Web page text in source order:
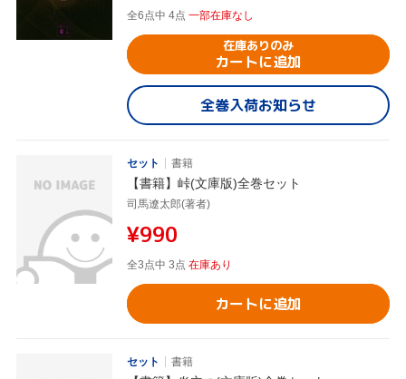
全6点中 4点 一部在庫なし
在庫ありのみ
カートに追加
全巻入荷お知らせ
セット 書籍
【書籍】峠(文庫版)全巻セット
司馬遼太郎(著者)
¥990
全3点中 3点 在庫あり
カートに追加
セット 書籍